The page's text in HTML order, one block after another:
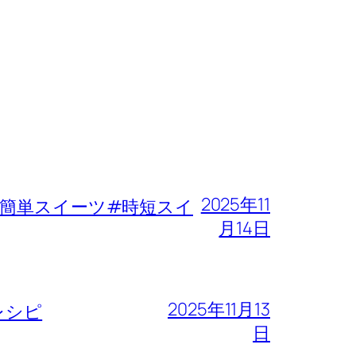
スイーツ#時短スイ 2025年11
月14日
ピ
2025年11月13
日